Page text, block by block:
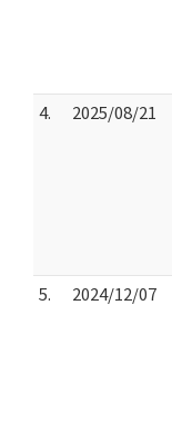
4.
2025/08/21
5.
2024/12/07